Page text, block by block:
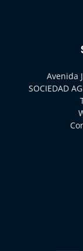
Avenida
SOCIEDAD